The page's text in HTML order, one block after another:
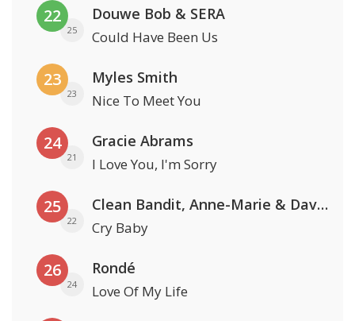
22
25
Douwe Bob & SERA
Could Have Been Us
23
23
Myles Smith
Nice To Meet You
24
21
Gracie Abrams
I Love You, I'm Sorry
25
22
Clean Bandit, Anne-Marie & David Guetta
Cry Baby
26
24
Rondé
Love Of My Life